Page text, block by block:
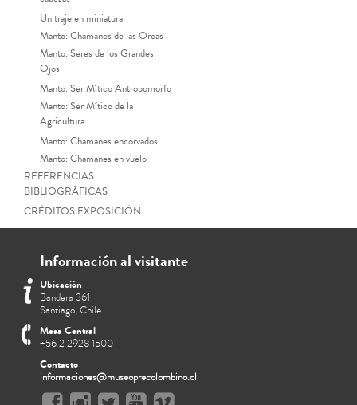
Un traje en miniatura
Manto: Chamanes de las Orcas
Manto: Seres de los Grandes
Ojos
Manto: Ser Mítico Antropomorfo
Manto: Ser Mítico de la
Agricultura
Manto: Chamanes encorvados
Manto: Chamanes en vuelo
REFERENCIAS
BIBLIOGRÁFICAS
CRÉDITOS EXPOSICIÓN
Información al visitante
Ubicación
Bandera 361
Santiago, Chile
Mesa Central
+56 2 2928 1500
Contacto
informaciones@museoprecolombino.cl